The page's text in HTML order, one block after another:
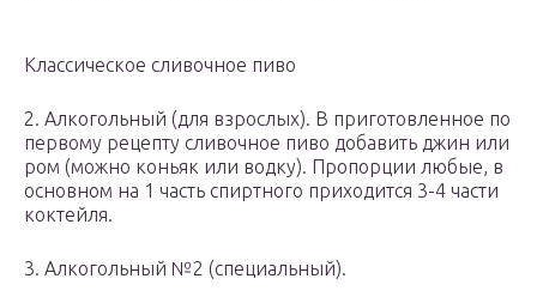
Классическое сливочное пиво
2. Алкогольный (для взрослых). В приготовленное по
первому рецепту сливочное пиво добавить джин или
ром (можно коньяк или водку). Пропорции любые, в
основном на 1 часть спиртного приходится 3-4 части
коктейля.
3. Алкогольный №2 (специальный).